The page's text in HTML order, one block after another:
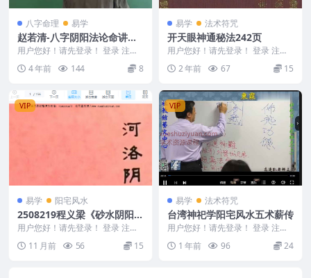
八字命理 易学
赵若清-八字阴阳法论命讲座
视频15集清晰版
用户您好！请先登录！ 登录 注册
赵若清-八字阴阳法论命讲座视频1
5集 2219...
4 年前 144 8
易学 法术符咒
开天眼神通秘法242页
用户您好！请先登录！ 登录 注册
开天眼神通秘法242页 2412367-8
2 年前 67 15
VIP
易学 阳宅风水
2508219程义梁《砂水阴阳河
洛阴阳诀》河洛阴阳诀笔记 1
56页Y
用户您好！请先登录！ 登录 注册
程义梁《砂水阴阳河洛阴阳诀》河
洛阴阳诀笔记 1...
11 月前 56 15
VIP
易学 法术符咒
台湾神祀学阳宅风水五术薪传
用户您好！请先登录！ 登录 注册
台湾神祀学阳宅风水五术薪传 250
3130 神...
1 年前 96 24